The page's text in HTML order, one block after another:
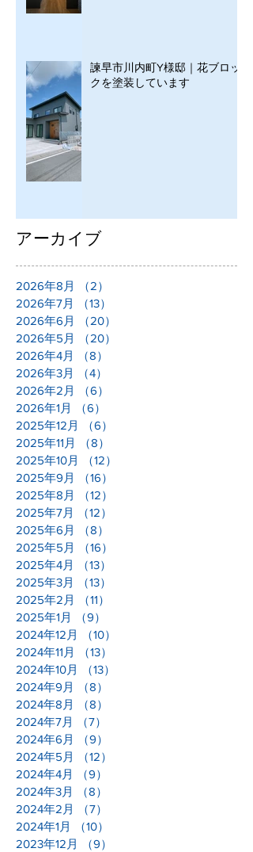
諫早市川内町Y様邸｜花ブロッ
クを塗装しています
アーカイブ
2026年8月 （2）
2026年7月
（13）
2026年6月
（20）
2026年5月
（20）
2026年4月
（8）
2026年3月
（4）
2026年2月
（6）
2026年1月
（6）
2025年12月
（6）
2025年11月
（8）
2025年10月
（12）
2025年9月
（16）
2025年8月
（12）
2025年7月
（12）
2025年6月
（8）
2025年5月
（16）
2025年4月
（13）
2025年3月
（13）
2025年2月
（11）
2025年1月
（9）
2024年12月
（10）
2024年11月
（13）
2024年10月
（13）
2024年9月
（8）
2024年8月
（8）
2024年7月
（7）
2024年6月
（9）
2024年5月
（12）
2024年4月
（9）
2024年3月
（8）
2024年2月
（7）
2024年1月
（10）
2023年12月
（9）